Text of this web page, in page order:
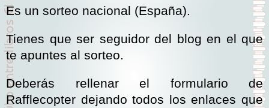
Es un sorteo nacional (España).
Tienes que ser seguidor del blog en el que
te apuntes al sorteo.
Deberás rellenar el formulario de
Rafflecopter dejando todos los enlaces que